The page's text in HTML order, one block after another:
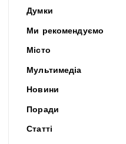
Думки
Ми рекомендуємо
Місто
Мультимедіа
Новини
Поради
Статті